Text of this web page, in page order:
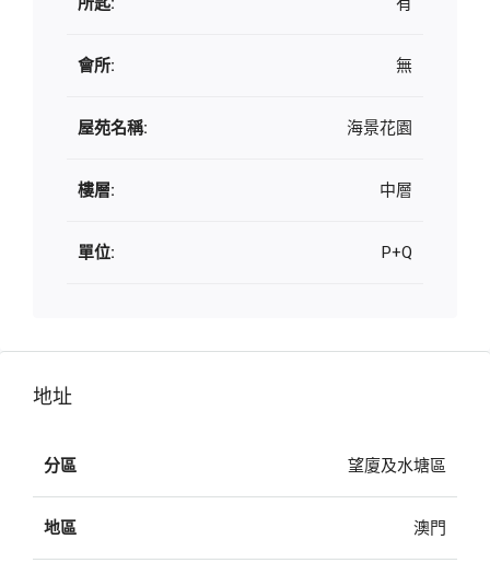
會所: 無
屋苑名稱: 海景花園
樓層: 中層
單位: P+Q
地址
分區 望廈及水塘區
地區 澳門